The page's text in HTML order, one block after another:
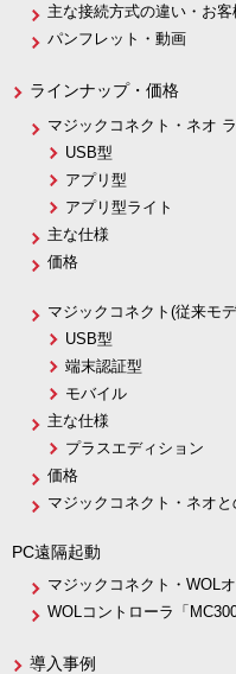
主な接続方式の違い・お
パンフレット・動画
ラインナップ・価格
マジックコネクト・ネオ
USB型
アプリ型
アプリ型ライト
主な仕様
価格
マジックコネクト(従来モ
USB型
端末認証型
モバイル
主な仕様
プラスエディション
価格
マジックコネクト・ネオ
PC遠隔起動
マジックコネクト・WOL
WOLコントローラ「
導入事例